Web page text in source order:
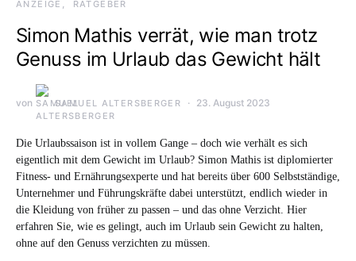
ANZEIGE RATGEBER
Simon Mathis verrät, wie man trotz
Genuss im Urlaub das Gewicht hält
von SAMUEL ALTERSBERGER 23. August 2023
Die Urlaubssaison ist in vollem Gange – doch wie verhält es sich
eigentlich mit dem Gewicht im Urlaub? Simon Mathis ist diplomierter
Fitness- und Ernährungsexperte und hat bereits über 600 Selbstständige,
Unternehmer und Führungskräfte dabei unterstützt, endlich wieder in
die Kleidung von früher zu passen – und das ohne Verzicht. Hier
erfahren Sie, wie es gelingt, auch im Urlaub sein Gewicht zu halten,
ohne auf den Genuss verzichten zu müssen.